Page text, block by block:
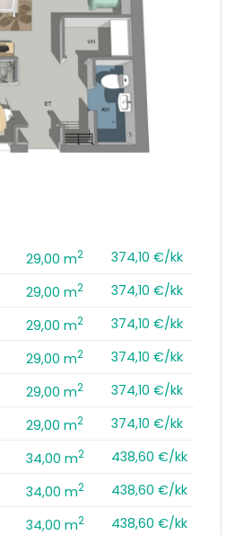
29,00 m2
374,10 €/kk
29,00 m2
374,10 €/kk
29,00 m2
374,10 €/kk
29,00 m2
374,10 €/kk
29,00 m2
374,10 €/kk
29,00 m2
374,10 €/kk
34,00 m2
438,60 €/kk
34,00 m2
438,60 €/kk
34,00 m2
438,60 €/kk